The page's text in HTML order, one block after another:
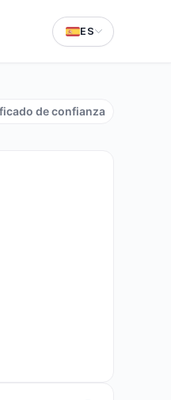
ES
de confianza